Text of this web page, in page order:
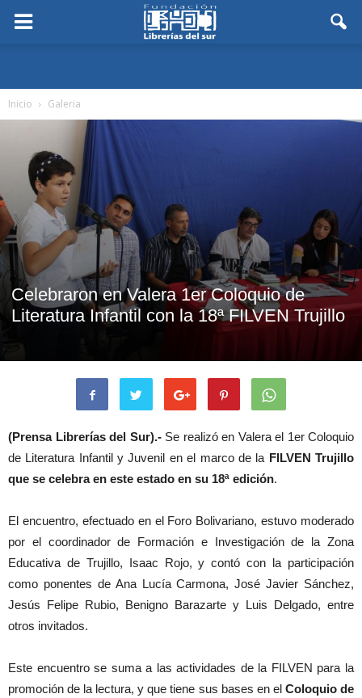
Inicio Galeria
Celebraron en Valera 1er Coloquio de
Literatura Infantil con la 18ª FILVEN Trujillo
(Prensa Librerías del Sur).-Se realizó en Valera el 1er Coloquio
de Literatura Infantil y Juvenil en el marco de la FILVEN Trujillo
que se celebra en este estado en su 18ª edición.
El encuentro, efectuado en el Foro Bolivariano, estuvo moderado
por el coordinador de Formación e Investigación de la Zona
Educativa de Trujillo, Isaac Rojo, y contó con la participación
como ponentes de Ana Lucía Carmona, José Javier Sánchez,
Jesús Felipe Rubio, Benigno Barazarte y Luis Delgado, entre
otros invitados.
Este encuentro se suma a las actividades de la FILVEN para la
promoción de la lectura, y que tiene sus bases en el Coloquio de